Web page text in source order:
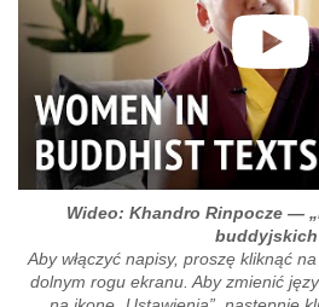
Wideo: Khandro Rinpocze —
Aby włączyć napisy, proszę kliknąć
dolnym rogu ekranu. Aby zmienić